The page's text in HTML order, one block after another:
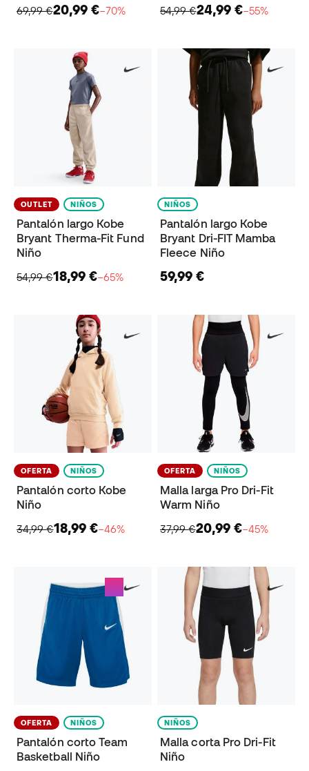
69,99 €20,99 €−70% 54,99 €24,99 €−55%
OUTLET NIÑOS
Pantalón largo Kobe
Bryant Therma-Fit Fund
Niño
54,99 €18,99 €−65%
NIÑOS
Pantalón largo Kobe
Bryant Dri-FIT Mamba
Fleece Niño
59,99 €
OFERTA NIÑOS
Pantalón corto Kobe
Niño
34,99 €18,99 €−46%
OFERTA NIÑOS
Malla larga Pro Dri-Fit
Warm Niño
37,99 €20,99 €−45%
OFERTA NIÑOS
Pantalón corto Team
Basketball Niño
NIÑOS
Malla corta Pro Dri-Fit
Niño